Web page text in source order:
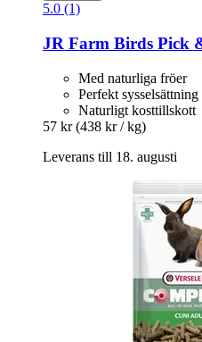
5.0 (1)
JR Farm Birds Pick
Med naturliga fröer
Perfekt sysselsättning
Naturligt kosttillskott
57 kr (438 kr / kg)
Leverans till 18. augusti